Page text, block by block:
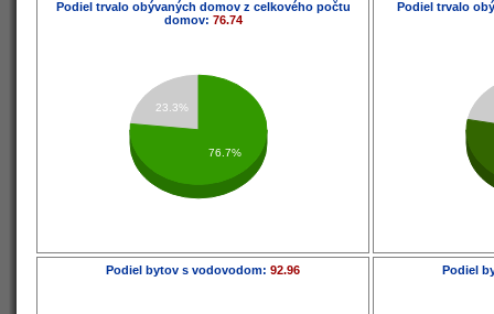
Podiel trvalo obývaných domov z celkového počtu
domov: 76.74
23.3%
76.7%
Podiel trvalo
Podiel bytov s vodovodom: 92.96 Podiel